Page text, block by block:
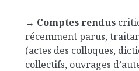
→ Comptes rendus
récemment parus,
(actes des colloques,
collectifs, ouvrages